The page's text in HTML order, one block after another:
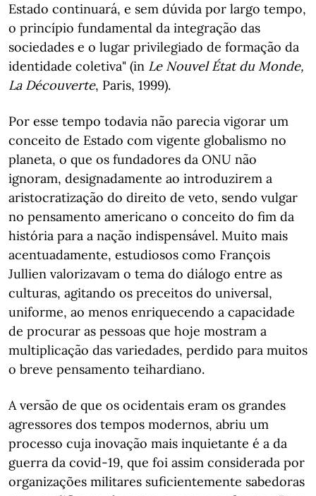
Estado continuará, e sem dúvida por largo tempo,
o princípio fundamental da integração das
sociedades e o lugar privilegiado de formação da
identidade coletiva" (in Le Nouvel État du Monde,
La Découverte, Paris, 1999).
Por esse tempo todavia não parecia vigorar um
conceito de Estado com vigente globalismo no
planeta, o que os fundadores da ONU não
ignoram, designadamente ao introduzirem a
aristocratização do direito de veto, sendo vulgar
no pensamento americano o conceito do fim da
história para a nação indispensável. Muito mais
acentuadamente, estudiosos como François
Jullien valorizavam o tema do diálogo entre as
culturas, agitando os preceitos do universal,
uniforme, ao menos enriquecendo a capacidade
de procurar as pessoas que hoje mostram a
multiplicação das variedades, perdido para muitos
o breve pensamento teihardiano.
A versão de que os ocidentais eram os grandes
agressores dos tempos modernos, abriu um
processo cuja inovação mais inquietante é a da
guerra da covid-19, que foi assim considerada por
organizações militares suficientemente sabedoras